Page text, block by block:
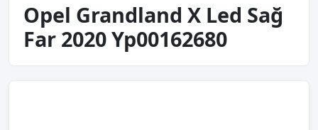
Opel Grandland X Led Sağ
Far 2020 Yp00162680